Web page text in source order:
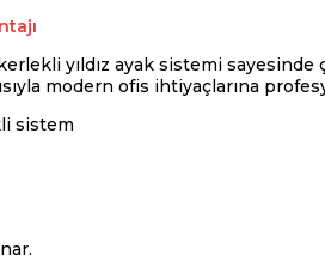
yıldız ayak sistemi sayesinde
modern ofis ihtiyaçlarına
sistem